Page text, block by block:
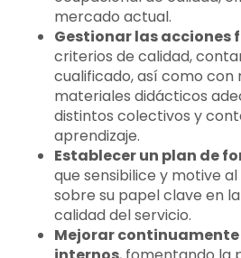
mercado actual.
Gestionar las acciones
criterios de calidad,
cualificado, así como con
materiales didácticos
distintos colectivos y
aprendizaje.
Establecer un plan de
que sensibilice y motive
sobre su papel clave en
calidad del servicio.
Mejorar continuamente